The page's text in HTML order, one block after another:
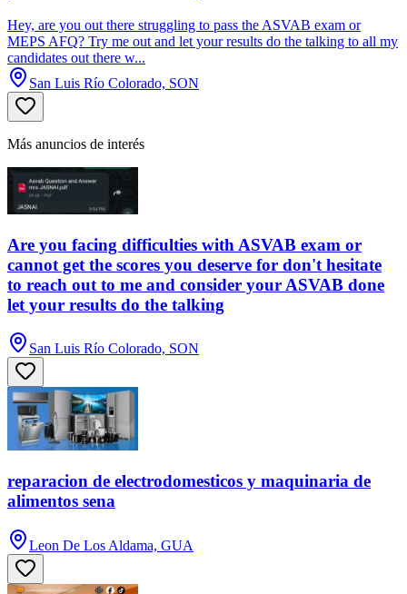
Hey, are you out there struggling to pass the ASVAB exam or
MEPS AFQ? Try me out and let your results do the talking to all my
candidates out there w...
San Luis Río Colorado, SON
Más anuncios de interés
Are you facing difficulties with ASVAB exam or
cannot get the scores you deserve for don't hesitate
to reach out to me and consider your ASVAB done
let your results do the talking
San Luis Río Colorado, SON
reparacion de electrodomesticos y maquinaria de
alimentos sena
Leon De Los Aldama, GUA